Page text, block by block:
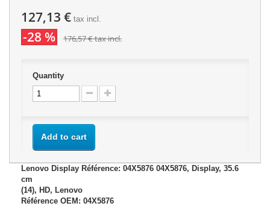
127,13 € tax incl.
-28 % 176,57 €tax incl.
Quantity
Add to cart
Lenovo Display Référence: 04X5876 04X5876, Display, 35.6
cm
(14), HD, Lenovo
Référence OEM: 04X5876